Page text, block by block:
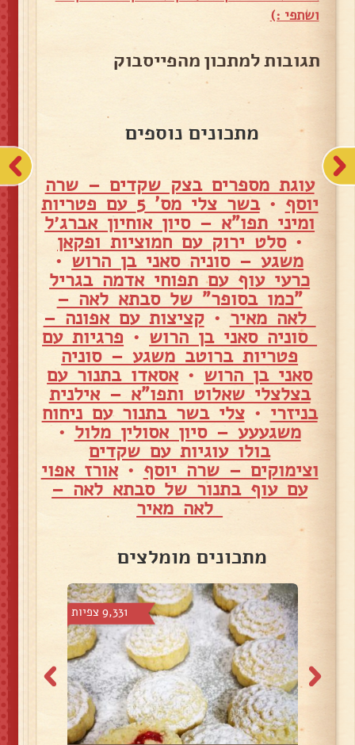
ושתפי :)
תגובות למתכון מהפייסבוק
מתכונים נוספים
עוגת מספרים בצק שקדים – שרה
יוסף • בשר צלי מס' 5 עם פטריות
ומיני תפו"א – סיון אוחיון אברג׳ל
•סלט ירוק עם חמוציות ופקאן
משגע – סוניה סאני בן הרוש •
כרעי עוף עם תפוחי אדמה בגריל
"כמו בסופר" של סבתא לאה –
לאה מאיר •קציצות עם אפונה –
סוניה סאני בן הרוש • פרגיות עם
פטריות ברוטב משגע – סוניה
סאני בן הרוש •אסאדו בתנור עם
בצלצלי שאלוט ותפו"א – אילנית
בניזרי •צלי בשר בתנור עם ניחוח
משגעעע – סיון אסולין מלול •
בולו עוגיות עם שקדים
וצימוקים – שרה יוסף •אורז אפוי
עם עוף בתנור של סבתא לאה –
לאה מאיר
מתכונים מומלצים
9,331 צפיות